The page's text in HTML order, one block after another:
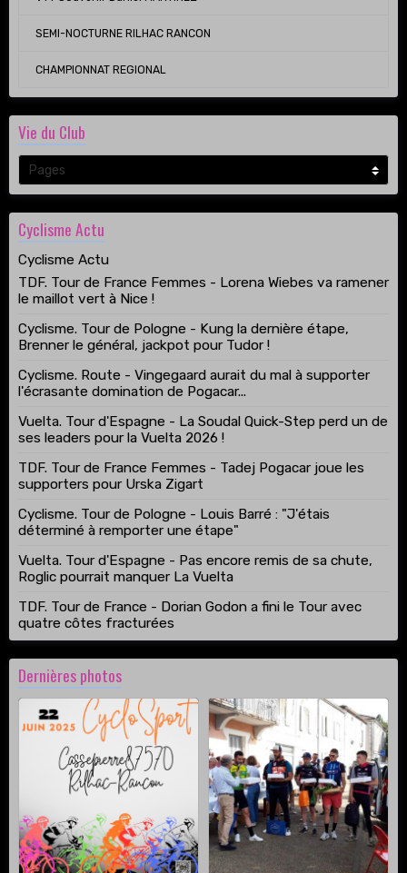
SEMI-NOCTURNE RILHAC RANCON
CHAMPIONNAT REGIONAL
Vie du Club
Cyclisme Actu
Cyclisme Actu
TDF. Tour de France Femmes - Lorena Wiebes va ramener
le maillot vert à Nice !
Cyclisme. Tour de Pologne - Kung la dernière étape,
Brenner le général, jackpot pour Tudor !
Cyclisme. Route - Vingegaard aurait du mal à supporter
l'écrasante domination de Pogacar...
Vuelta. Tour d'Espagne - La Soudal Quick-Step perd un de
ses leaders pour la Vuelta 2026 !
TDF. Tour de France Femmes - Tadej Pogacar joue les
supporters pour Urska Zigart
Cyclisme. Tour de Pologne - Louis Barré : "J'étais
déterminé à remporter une étape"
Vuelta. Tour d'Espagne - Pas encore remis de sa chute,
Roglic pourrait manquer La Vuelta
TDF. Tour de France - Dorian Godon a fini le Tour avec
quatre côtes fracturées
Dernières photos